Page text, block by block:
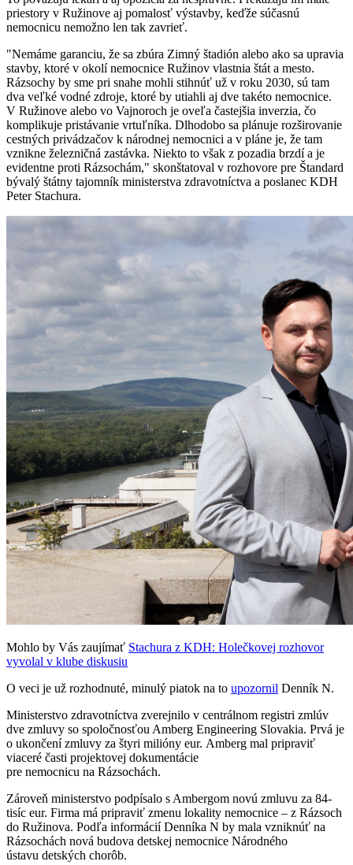
priestory v Ružinove aj pomalosť výstavby, keďže súčasnú
nemocnicu nemožno len tak zavrieť.
"Nemáme garanciu, že sa zbúra Zimný štadión alebo ako sa upravia
stavby, ktoré v okolí nemocnice Ružinov vlastnia štát a mesto.
Rázsochy by sme pri snahe mohli stihnúť už v roku 2030, sú tam
dva veľké vodné zdroje, ktoré by utiahli aj dve takéto nemocnice.
V Ružinove alebo vo Vajnoroch je oveľa častejšia inverzia, čo
komplikuje pristávanie vrtuľníka. Dlhodobo sa plánuje rozširovanie
cestných privádzačov k národnej nemocnici a v pláne je, že tam
vznikne železničná zastávka. Niekto to však z pozadia brzdí a je
evidentne proti Rázsochám," skonštatoval v rozhovore pre Štandard
bývalý štátny tajomník ministerstva zdravotníctva a poslanec KDH
Peter Stachura.
Mohlo by Vás zaujímať Stachura z KDH: Holečkovej rozhovor
vyvolal v klube diskusiu
O veci je už rozhodnuté, minulý piatok na to upozornil Denník N.
Ministerstvo zdravotníctva zverejnilo v centrálnom registri zmlúv
dve zmluvy so spoločnosťou Amberg Engineering Slovakia. Prvá je
o ukončení zmluvy za štyri milióny eur. Amberg mal pripraviť
viaceré časti projektovej dokumentácie
pre nemocnicu na Rázsochách.
Zároveň ministerstvo podpísalo s Ambergom novú zmluvu za 84-
tisíc eur. Firma má pripraviť zmenu lokality nemocnice – z Rázsoch
do Ružinova. Podľa informácií Denníka N by mala vzniknúť na
Rázsochách nová budova detskej nemocnice Národného
ústavu detských chorôb.